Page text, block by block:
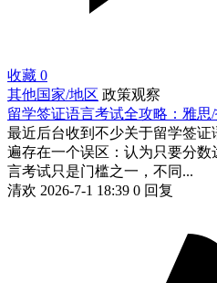
收藏 0
其他国家/地区 政策观察
留学签证语言考试全攻略：雅思
最近后台收到不少关于留学签
遍存在一个误区：认为只要分
言考试只是门槛之一，不同...
清欢 2026-7-1 18:39 0 回复